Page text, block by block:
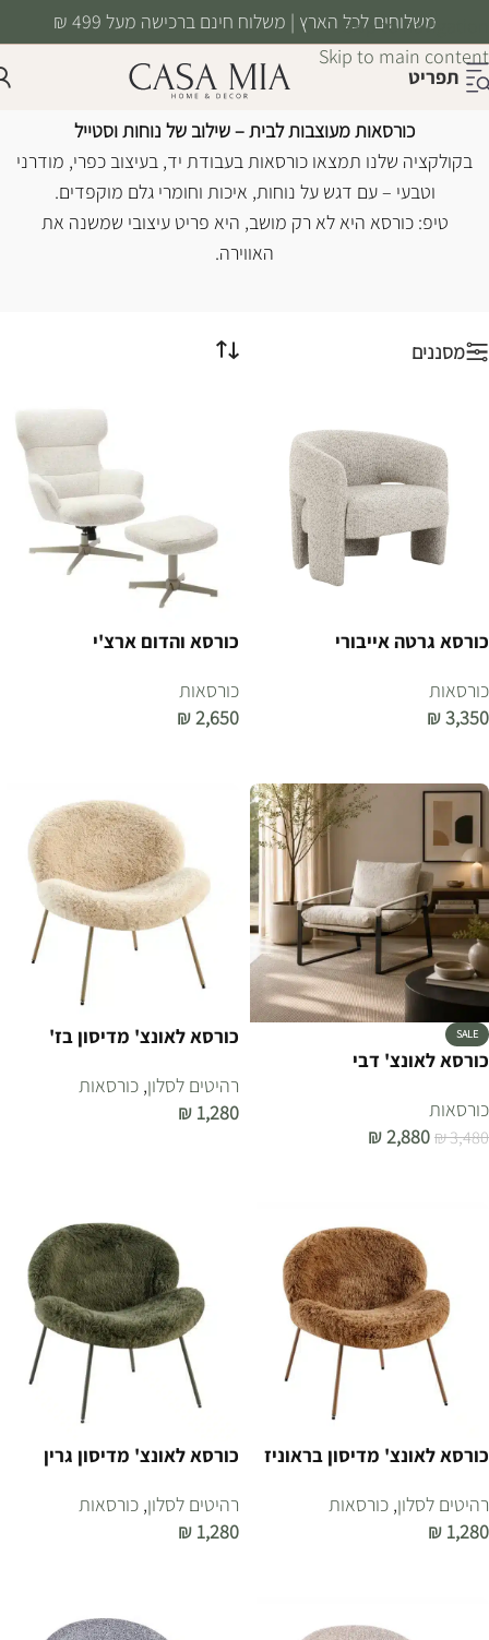
Skip to navigation
Skip to main content
משלוחים לכל הארץ | משלוח חינם ברכישה מעל 499 ₪
תפריט
כורסאות רהיטים/רהיטים לסלון /כורסאות
כורסאות מעוצבות לבית – שילוב של נוחות וסטייל
בקולקציה שלנו תמצאו כורסאות בעבודת יד, בעיצוב כפרי, מודרני
וטבעי – עם דגש על נוחות, איכות וחומרי גלם מוקפדים.
טיפ: כורסא היא לא רק מושב, היא פריט עיצובי שמשנה את
האווירה.
מסננים
כורסא גרטה אייבורי
כורסאות
₪3,350
כורסא והדום ארצ'י
כורסאות
₪2,650
SALE
כורסא לאונצ' דבי
כורסאות
₪3,480
₪2,880
כורסא לאונצ' מדיסון בז'
רהיטים לסלון, כורסאות
₪ 1,280
כורסא לאונצ' מדיסון בראוניז
רהיטים לסלון, כורסאות
₪ 1,280
כורסא לאונצ' מדיסון גרין
רהיטים לסלון, כורסאות
₪ 1,280